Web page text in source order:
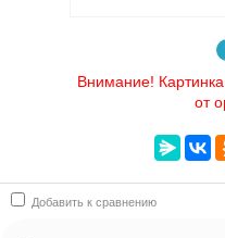
Внимание!
от
Добавить к сравнению
картинка товара может
Выберите...